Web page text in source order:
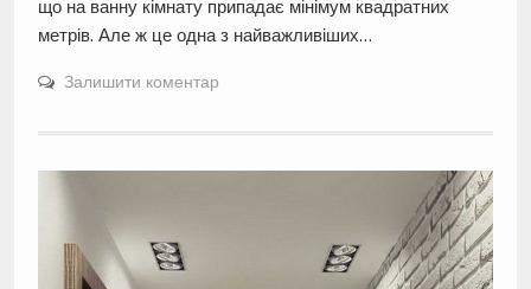
що на ванну кімнату припадає мінімум квадратних
метрів. Але ж це одна з найважливіших…
Залишити коментар